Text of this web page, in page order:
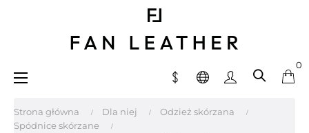
0
Toggle
☰
Strona główna Dla niej
Odzież skórzana
Spódnice skórzane